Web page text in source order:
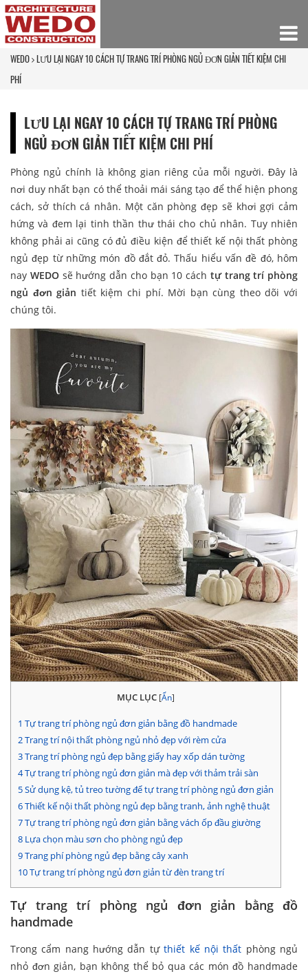
WEDO LƯU LẠI NGAY 10 CÁCH TỰ TRANG TRÍ PHÒNG NGỦ ĐƠN GIẢN TIẾT KIỆM CHI
PHÍ
LƯU LẠI NGAY 10 CÁCH TỰ TRANG TRÍ PHÒNG
NGỦ ĐƠN GIẢN TIẾT KIỆM CHI PHÍ
Phòng ngủ chính là không gian riêng của mỗi người. Đây là
nơi duy nhất bạn có thể thoải mái sáng tạo để thể hiện phong
cách, sở thích cá nhân. Một căn phòng đẹp sẽ khơi gợi cảm
hứng và đem lại tinh thần thư thái cho chủ nhân. Tuy nhiên
không phải ai cũng có đủ điều kiện để thiết kế nội thất phòng
ngủ đẹp từ những món đồ đắt đỏ. Thấu hiểu vấn đề đó, hôm
nay WEDOsẽ hướng dẫn cho bạn 10 cách tự trang trí phòng
ngủ đơn giản tiết kiệm chi phí. Mời bạn cùng theo dõi với
chúng tôi.
MỤC LỤC [Ẩn]
1 Tự trang trí phòng ngủ đơn giản bằng đồ handmade
2Trang trí nội thất phòng ngủ nhỏ đẹp với rèm cửa
3Trang trí phòng ngủ đẹp bằng giấy hay xốp dán tường
4Tự trang trí phòng ngủ đơn giản mà đẹp với thảm trải sàn
5Sử dụng kệ, tủ treo tường để tự trang trí phòng ngủ đơn giản
6Thiết kế nội thất phòng ngủ đẹp bằng tranh, ảnh nghệ thuật
7Tự trang trí phòng ngủ đơn giản bằng vách ốp đầu giường
8 Lựa chọn màu sơn cho phòng ngủ đẹp
9Trang phí phòng ngủ đẹp bằng cây xanh
10Tự trang trí phòng ngủ đơn giản từ đèn trang trí
Tự trang trí phòng ngủ đơn giản bằng đồ
handmade
Trong cẩm nang hướng dẫn tựthiết kế nội thất phòng ngủ
nhỏ đơn giản, bạn không thể bỏ qua các món đồ handmade